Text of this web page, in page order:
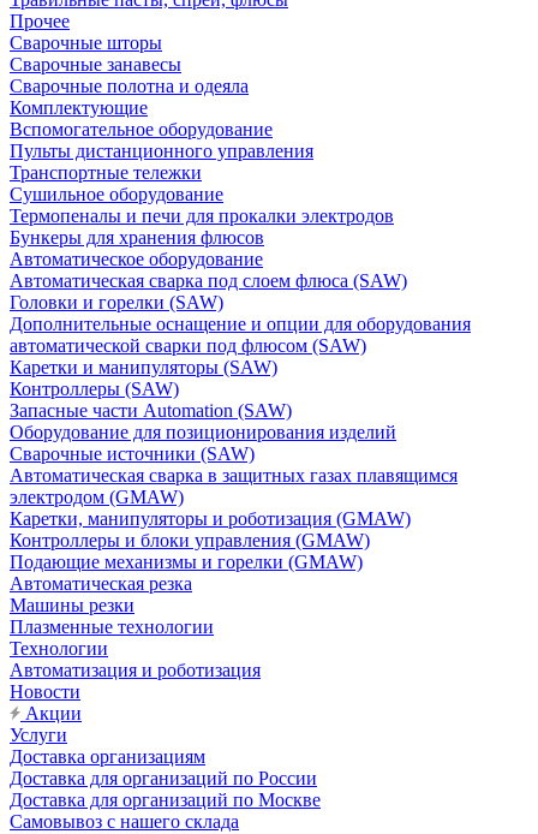
Прочее
Сварочные шторы
Сварочные занавесы
Сварочные полотна и одеяла
Комплектующие
Вспомогательное оборудование
Пульты дистанционного управления
Транспортные тележки
Сушильное оборудование
Термопеналы и печи для прокалки электродов
Бункеры для хранения флюсов
Автоматическое оборудование
Автоматическая сварка под слоем флюса (SAW)
Головки и горелки (SAW)
Дополнительные оснащение и опции для оборудования
автоматической сварки под флюсом (SAW)
Каретки и манипуляторы (SAW)
Контроллеры (SAW)
Запасные части Automation (SAW)
Оборудование для позиционирования изделий
Сварочные источники (SAW)
Автоматическая сварка в защитных газах плавящимся
электродом (GMAW)
Каретки, манипуляторы и роботизация (GMAW)
Контроллеры и блоки управления (GMAW)
Подающие механизмы и горелки (GMAW)
Автоматическая резка
Машины резки
Плазменные технологии
Технологии
Автоматизация и роботизация
Новости
Акции
Услуги
Доставка организациям
Доставка для организаций по России
Доставка для организаций по Москве
Самовывоз с нашего склада